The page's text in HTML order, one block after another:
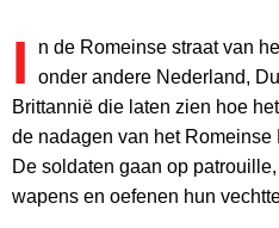
I
n de Romeinse straat van
onder andere Nederland,
Brittannië die laten zien hoe
de nadagen van het
De soldaten gaan op
wapens en oefenen hun